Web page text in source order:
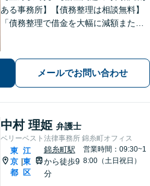
ある事務所】【債務整理は相談無料】
「債務整理で借金を大幅に減額または
さまに代わって全力で交渉し、賠償金
アップを目指します！」【休日・夜間
相談可】
メールでお問い合わせ
中村 理姫 弁護士
ベリーベスト法律事務所 錦糸町オフィス
東
京
都
|
江
東
区
錦糸町駅
から徒歩9
分
営業時間：09:30~1
8:00（土日祝日）